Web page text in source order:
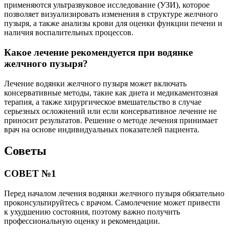
применяются ультразвуковое исследование (УЗИ), которое
позволяет визуализировать изменения в структуре желчного
пузыря, а также анализы крови для оценки функции печени и
наличия воспалительных процессов.
Какое лечение рекомендуется при водянке
желчного пузыря?
Лечение водянки желчного пузыря может включать
консервативные методы, такие как диета и медикаментозная
терапия, а также хирургическое вмешательство в случае
серьезных осложнений или если консервативное лечение не
приносит результатов. Решение о методе лечения принимает
врач на основе индивидуальных показателей пациента.
Советы
СОВЕТ №1
Перед началом лечения водянки желчного пузыря обязательно
проконсультируйтесь с врачом. Самолечение может привести
к ухудшению состояния, поэтому важно получить
профессиональную оценку и рекомендации.